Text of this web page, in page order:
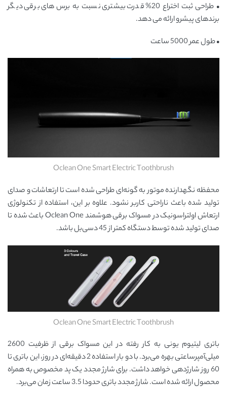
• طراحی ثبت اختراع 20% قدرت بیشتری نسبت به برس های برقی دیگر
برندهای پیشرو ارائه می دهد.
• طول عمر 5000 ساعت
Oclean One Smart Electric Toothbrush
محفظه نگهدارنده موتور به گونه‌ای طراحی شده است تا ارتعاشات و صدای
تولید شده باعث ناراحتی کاربر نشود. علاوه بر این، استفاده از تکنولوژی
ارتعاش اولتراسونیک در مسواک برقی هوشمند Oclean One باعث شده تا
صدای تولید شده توسط دستگاه کمتر از 45 دسی‌بل باشد.
Oclean One Smart Electric Toothbrush
باتری لیتیوم یونی به کار رفته در این مسواک برقی از ظرفیت 2600
میلی‌آمپرساعتی بهره می‌برد. با دو بار استفاده 2 دقیقه‌ای در روز، این باتری تا
60 روز شارژدهی خواهد داشت. برای شارژ مجدد یک پد مخصوص به همراه
محصول ارائه شده است. شارژ مجدد باتری حدودا 3.5 ساعت زمان می‌برد.